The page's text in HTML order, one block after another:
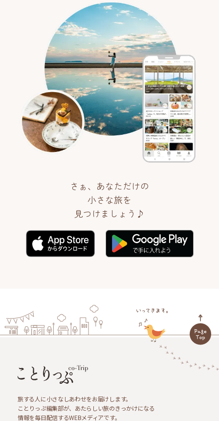
さぁ、あなただけの
小さな旅を
見つけましょう♪
旅する人に小さなしあわせをお届けします。
ことりっぷ編集部が、あたらしい旅のきっかけになる
情報を毎日配信するWEBメディアです。